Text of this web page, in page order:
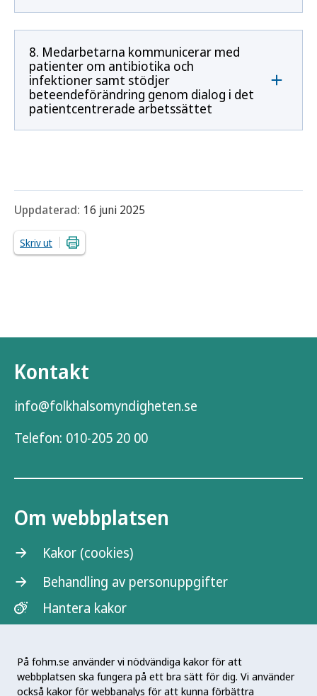
På fohm.se använder vi nödvändiga kakor för att
webbplatsen ska fungera på ett bra sätt för dig. Vi använder
också kakor för webbanalys för att kunna förbättra
8. Medarbetarna kommunicerar med
patienter om antibiotika och
infektioner samt stödjer
beteendeförändring genom dialog i det
patientcentrerade arbetssättet
Uppdaterad: 16 juni 2025
Skriv ut
Kontakt
info@folkhalsomyndigheten.se
Telefon: 010-205 20 00
Om webbplatsen
Kakor (cookies)
Behandling av personuppgifter
Hantera kakor